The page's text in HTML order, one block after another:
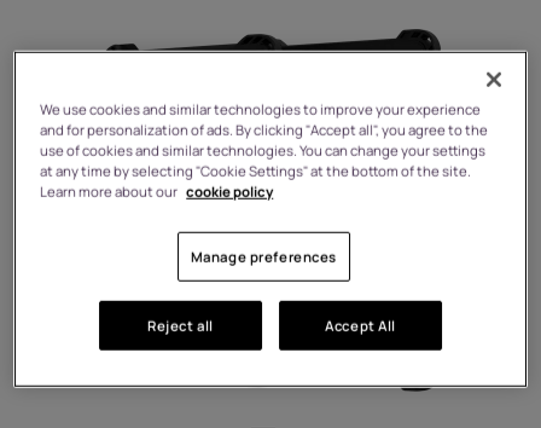
Téléphones classiques
Accessoires
Offres
We use cookies and similar technologies to improve your experience
and for personalization of ads. By clicking "Accept all", you agree to the
use of cookies and similar technologies. You can change your settings
at any time by selecting "Cookie Settings" at the bottom of the site.
Learn more about our cookie policy
Manage preferences
Reject all Accept All